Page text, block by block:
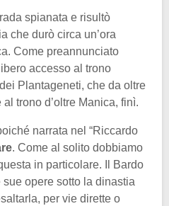
spianata e risultò
che durò circa un’ora
Come preannunciato
accesso al trono
Plantageneti, che da oltre
trono d’oltre Manica, finì.
narrata nel “Riccardo
. Come al solito dobbiamo
in particolare. Il Bardo
opere sotto la dinastia
per vie dirette o